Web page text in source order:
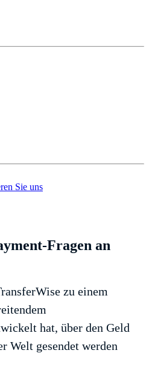
Sie uns
Fragen an
zu einem
hat, über den Geld
Welt gesendet werden